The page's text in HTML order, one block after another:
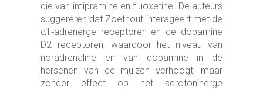
die van imipramine en fluoxetine. De auteurs
suggereren dat Zoethout interageert met de
α1‐adrenerge receptoren en de dopamine
D2 receptoren, waardoor het niveau van
noradrenaline en van dopamine in de
hersenen van de muizen verhoogt, maar
zonder effect op het serotoninerge